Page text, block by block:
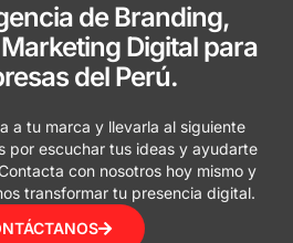
de Branding,
Digital para
del Perú.
a tu marca y llevarla al siguiente
por escuchar tus ideas y ayudarte
con nosotros hoy mismo y
transformar tu presencia digital.